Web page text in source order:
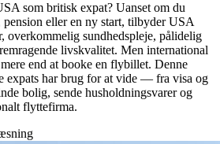
som britisk expat? Uanset om du
eller en ny start, tilbyder USA
overkommelig sundhedspleje, pålidelig
livskvalitet. Men international
end at booke en flybillet. Denne
expats har brug for at vide — fra visa og
bolig, sende husholdningsvarer og
flyttefirma.